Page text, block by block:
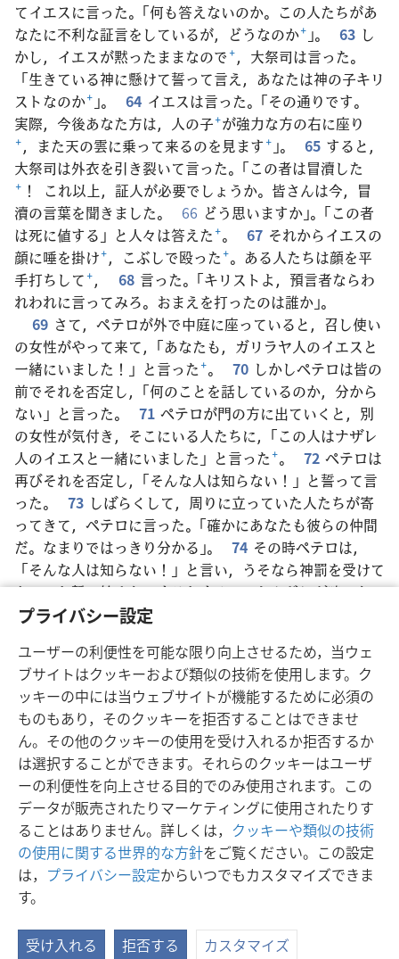
プライバシー設定
ユーザーの利便性を可能な限り向上させるため，当ウェ
ブサイトはクッキーおよび類似の技術を使用します。ク
ッキーの中には当ウェブサイトが機能するために必須の
ものもあり，そのクッキーを拒否することはできませ
ん。その他のクッキーの使用を受け入れるか拒否するか
は選択することができます。それらのクッキーはユーザ
ーの利便性を向上させる目的でのみ使用されます。この
データが販売されたりマーケティングに使用されたりす
ることはありません。詳しくは， クッキーや類似の技術
の使用に関する世界的な方針をご覧ください。この設定
は， プライバシー設定からいつでもカスタマイズできま
す。
受け入れる 拒否する カスタマイズ
てイエスに言った。「何も答えないのか。この人たちがあ
なたに不利な証言をしているが，どうなのか+ 」。 63 し
かし，イエスが黙ったままなので+，大祭司は言った。
「生きている神に懸けて誓って言え，あなたは神の子キリ
ストなのか+ 」。 64 イエスは言った。「その通りです。
実際，今後あなた方は，人の子+が強力な方の右に座り
+，また天の雲に乗って来るのを見ます+ 」。 65 すると，
大祭司は外衣を引き裂いて言った。「この者は冒瀆した
+ ！ これ以上，証人が必要でしょうか。皆さんは今，冒
瀆の言葉を聞きました。
66 どう思いますか」。「この者
は死に値する」と人々は答えた+。 67 それからイエスの
顔に唾を掛け+，こぶしで殴った+。ある人たちは顔を平
手打ちして+， 68 言った。「キリストよ，預言者ならわ
れわれに言ってみろ。おまえを打ったのは誰か」。
69 さて，ペテロが外で中庭に座っていると，召し使い
の女性がやって来て，「あなたも，ガリラヤ人のイエスと
一緒にいました！」と言った+。 70 しかしペテロは皆の
前でそれを否定し，「何のことを話しているのか，分から
ない」と言った。
71 ペテロが門の方に出ていくと，別
の女性が気付き，そこにいる人たちに，「この人はナザレ
人のイエスと一緒にいました」と言った+。 72 ペテロは
再びそれを否定し，「そんな人は知らない！」と誓って言
った。
73 しばらくして，周りに立っていた人たちが寄
ってきて，ペテロに言った。「確かにあなたも彼らの仲間
だ。なまりではっきり分かる」。
74 その時ペテロは，
「そんな人は知らない！」と言い，うそなら神罰を受けて
もいいと誓い始めた。するとすぐに，おんどりが鳴いた。
75 ペテロは，「おんどりが鳴く前に，あなたは3度，私
い出した。そして，外に出て激しく泣いた。
日本語 シェアする 設定
Copyright© 2026 Watch Tower Bible and Tract Society of Pennsylvania
利用規約
プライバシーに関する方針 プライバシー設定
JW.ORG
ログイン